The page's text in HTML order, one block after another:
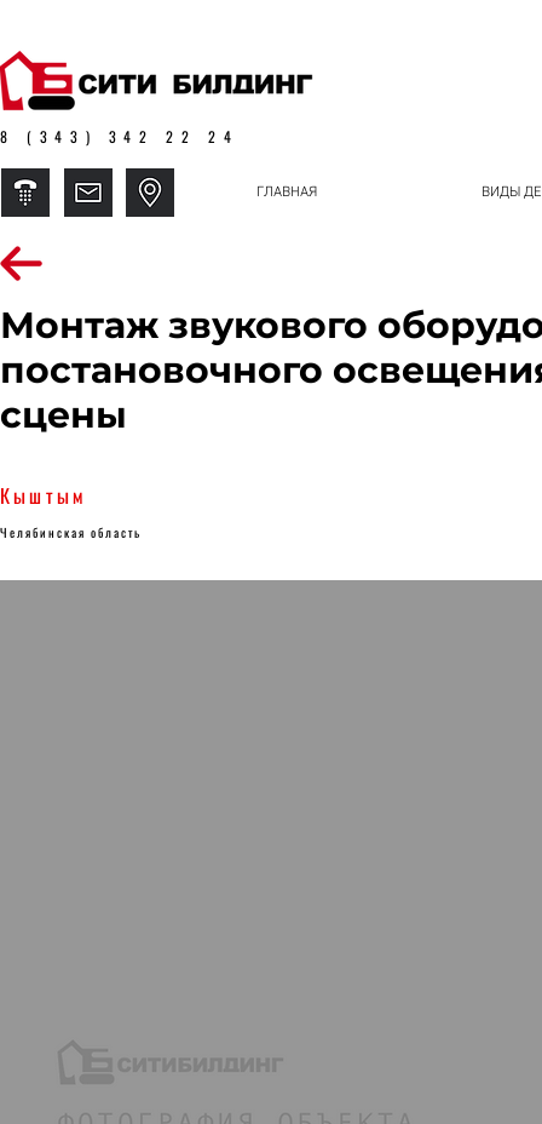
8 (343) 342 22 24
ГЛАВНАЯ ВИДЫ
Монтаж звукового
постановочного
сцены
Кыштым
Челябинская область